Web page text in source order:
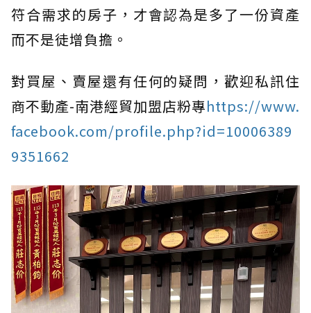
符合需求的房子，才會認為是多了一份資產
而不是徒增負擔。
對買屋、賣屋還有任何的疑問，歡迎私訊住
商不動產-南港經貿加盟店粉專https://www.
facebook.com/profile.php?id=10006389
9351662